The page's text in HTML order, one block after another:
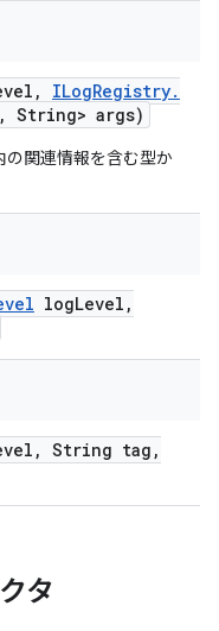
, ILogRegistry.
, String> args)
の関連情報を含む型か
logLevel ,
, String tag ,
タ